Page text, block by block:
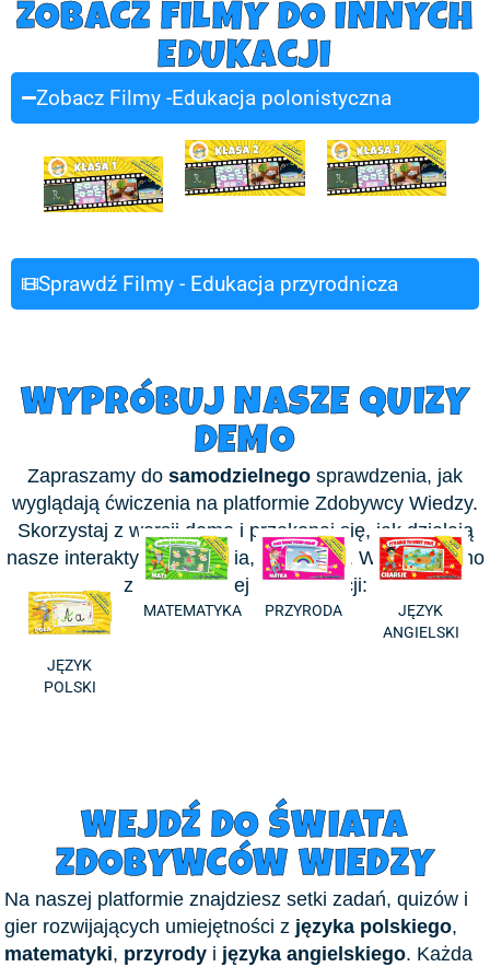
ZOBACZ FILMY DO INNYCH
EDUKACJI
Zobacz Filmy -Edukacja polonistyczna
Sprawdź Filmy - Edukacja przyrodnicza
WYPRÓBUJ NASZE QUIZY
DEMO
Zapraszamy do samodzielnego sprawdzenia, jak
wyglądają ćwiczenia na platformie Zdobywcy Wiedzy.
Skorzystaj z wersji demo i przekonaj się, jak działają
nasze interaktywne zadania, gry i quizy. Wybierz demo
z interesującej Cię edukacji:
JĘZYK
POLSKI
MATEMATYKA PRZYRODA
JĘZYK
ANGIELSKI
WEJDŹ DO ŚWIATA
ZDOBYWCÓW WIEDZY
Na naszej platformie znajdziesz setki zadań, quizów i
gier rozwijających umiejętności z języka polskiego,
matematyki, przyrody i języka angielskiego. Każda